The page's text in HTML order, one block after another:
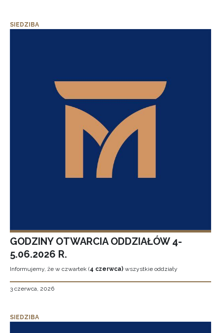
SIEDZIBA
GODZINY OTWARCIA ODDZIAŁÓW 4-
5.06.2026 R.
Informujemy, że w czwartek (4 czerwca) wszystkie oddziały
3 czerwca, 2026
SIEDZIBA